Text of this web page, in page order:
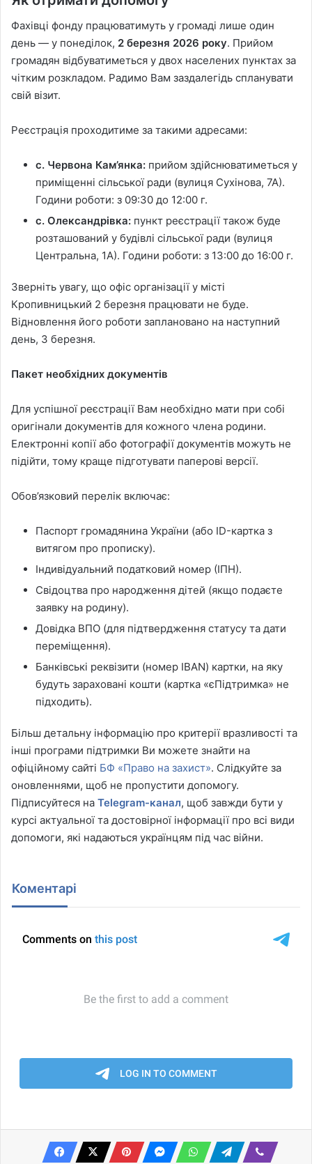
Фахівці фонду працюватимуть у громаді лише один
день — у понеділок, 2 березня 2026 року. Прийом
громадян відбуватиметься у двох населених пунктах за
чітким розкладом. Радимо Вам заздалегідь спланувати
свій візит.
Реєстрація проходитиме за такими адресами:
с. Червона Кам’янка: прийом здійснюватиметься у
приміщенні сільської ради (вулиця Сухінова, 7А).
Години роботи: з 09:30 до 12:00 г.
с. Олександрівка: пункт реєстрації також буде
розташований у будівлі сільської ради (вулиця
Центральна, 1А). Години роботи: з 13:00 до 16:00 г.
Зверніть увагу, що офіс організації у місті
Кропивницький 2 березня працювати не буде.
Відновлення його роботи заплановано на наступний
день, 3 березня.
Пакет необхідних документів
Для успішної реєстрації Вам необхідно мати при собі
оригінали документів для кожного члена родини.
Електронні копії або фотографії документів можуть не
підійти, тому краще підготувати паперові версії.
Обов’язковий перелік включає:
Паспорт громадянина України (або ID-картка з
витягом про прописку).
Індивідуальний податковий номер (ІПН).
Свідоцтва про народження дітей (якщо подаєте
заявку на родину).
Довідка ВПО (для підтвердження статусу та дати
переміщення).
Банківські реквізити (номер IBAN) картки, на яку
будуть зараховані кошти (картка «єПідтримка» не
підходить).
Більш детальну інформацію про критерії вразливості та
інші програми підтримки Ви можете знайти на
офіційному сайті БФ «Право на захист». Слідкуйте за
оновленнями, щоб не пропустити допомогу.
Підписуйтеся на Telegram-канал, щоб завжди бути у
курсі актуальної та достовірної інформації про всі види
допомоги, які надаються українцям під час війни.
Коментарі